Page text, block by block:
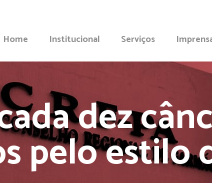
Home Institucional Serviços
dez
pelo estilo